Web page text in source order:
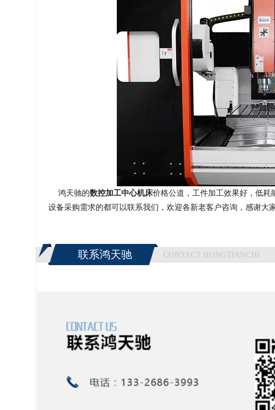
鸿天驰的数控加工中心机床价格公道，工件加工效果好，低耗
设备采购需求的都可以联系我们 ，欢迎各新老客户咨询，感谢大
联系鸿天驰 CONTACT HONGTIANCHI